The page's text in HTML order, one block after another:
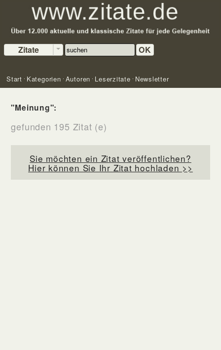
Zitate OK
Start Kategorien Autoren Leserzitate Newsletter
"Meinung":
gefunden 195 Zitat (e)
Sie möchten ein Zitat veröffentlichen?
Hier können Sie Ihr Zitat hochladen >>